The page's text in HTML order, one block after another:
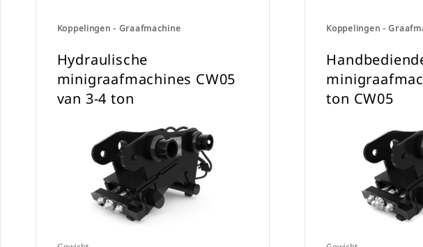
Koppelingen - Graafmachine
Hydraulische
minigraafmachines CW05
van 3-4 ton
Koppelingen -
ton CW05